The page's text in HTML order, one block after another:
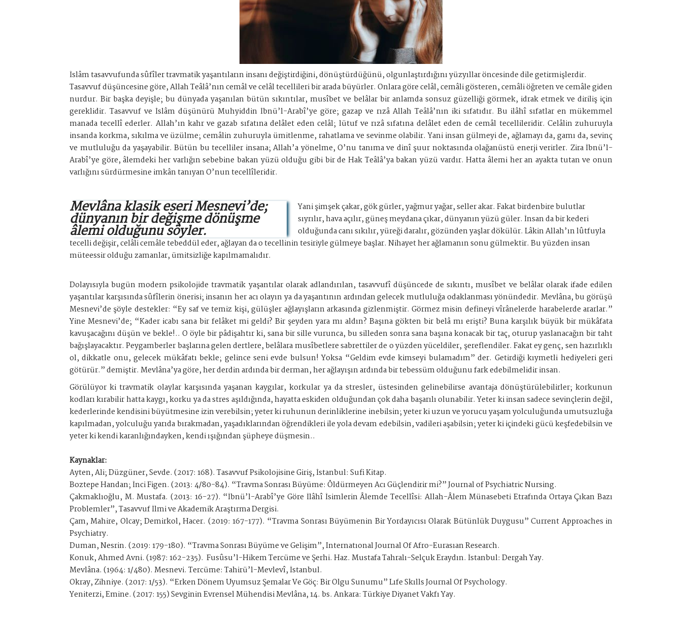
İslâm tasavvufunda sûfîler travmatik yaşantıların insanı değiştirdiğini, dönüştürdüğünü, olgunlaştırdığını yüzyıllar öncesinde dile getirmişlerdir.
Tasavvuf düşüncesine göre, Allah Teâlâ’nın cemâl ve celâl tecellileri bir arada büyürler. Onlara göre celâl, cemâli gösteren, cemâli öğreten ve cemâle giden
nurdur. Bir başka deyişle; bu dünyada yaşanılan bütün sıkıntılar, musîbet ve belâlar bir anlamda sonsuz güzelliği görmek, idrak etmek ve diriliş için
gereklidir. Tasavvuf ve İslâm düşünürü Muhyiddin İbnü’l-Arabî’ye göre; gazap ve rızâ Allah Teâlâ’nın iki sıfatıdır. Bu ilâhî sıfatlar en mükemmel
manada tecellî ederler. Allah’ın kahr ve gazab sıfatına delâlet eden celâl; lütuf ve rızâ sıfatına delâlet eden de cemâl tecellileridir. Celâlin zuhuruyla
insanda korkma, sıkılma ve üzülme; cemâlin zuhuruyla ümitlenme, rahatlama ve sevinme olabilir. Yani insan gülmeyi de, ağlamayı da, gamı da, sevinç
ve mutluluğu da yaşayabilir. Bütün bu tecelliler insana; Allah’a yönelme, O’nu tanıma ve dinî şuur noktasında olağanüstü enerji verirler. Zira İbnü’l-
Arabî’ye göre, âlemdeki her varlığın sebebine bakan yüzü olduğu gibi bir de Hak Teâlâ’ya bakan yüzü vardır. Hatta âlemi her an ayakta tutan ve onun
varlığını sürdürmesine imkân tanıyan O’nun tecellîleridir.
Mevlâna klasik eseri Mesnevi’de;
dünyanın bir değişme dönüşme
âlemi olduğunu söyler.
Yani şimşek çakar, gök gürler, yağmur yağar, seller akar. Fakat birdenbire bulutlar
sıyrılır, hava açılır, güneş meydana çıkar, dünyanın yüzü güler. İnsan da bir kederi
olduğunda canı sıkılır, yüreği daralır, gözünden yaşlar dökülür. Lâkin Allah’ın lûtfuyla
tecelli değişir, celâli cemâle tebeddül eder, ağlayan da o tecellinin tesiriyle gülmeye başlar. Nihayet her ağlamanın sonu gülmektir. Bu yüzden insan
müteessir olduğu zamanlar, ümitsizliğe kapılmamalıdır.
Dolayısıyla bugün modern psikolojide travmatik yaşantılar olarak adlandırılan, tasavvufî düşüncede de sıkıntı, musîbet ve belâlar olarak ifade edilen
yaşantılar karşısında sûfîlerin önerisi; insanın her acı olayın ya da yaşantının ardından gelecek mutluluğa odaklanması yönündedir. Mevlâna, bu görüşü
Mesnevi’de şöyle destekler: “Ey saf ve temiz kişi, gülüşler ağlayışların arkasında gizlenmiştir. Görmez misin defineyi vîrânelerde harabelerde ararlar.”
Yine Mesnevi’de; “Kader icabı sana bir felâket mi geldi? Bir şeyden yara mı aldın? Başına gökten bir belâ mı erişti? Buna karşılık büyük bir mükâfata
kavuşacağını düşün ve bekle!.. O öyle bir pâdişahtır ki, sana bir sille vurunca, bu silleden sonra sana başına konacak bir taç, oturup yaslanacağın bir taht
bağışlayacaktır. Peygamberler başlarına gelen dertlere, belâlara musîbetlere sabrettiler de o yüzden yüceldiler, şereflendiler. Fakat ey genç, sen hazırlıklı
ol, dikkatle onu, gelecek mükâfatı bekle; gelince seni evde bulsun! Yoksa “Geldim evde kimseyi bulamadım” der. Getirdiği kıymetli hediyeleri geri
götürür.” demiştir. Mevlâna’ya göre, her derdin ardında bir derman, her ağlayışın ardında bir tebessüm olduğunu fark edebilmelidir insan.
Görülüyor ki travmatik olaylar karşısında yaşanan kaygılar, korkular ya da stresler, üstesinden gelinebilirse avantaja dönüştürülebilirler; korkunun
kodları kırabilir hatta kaygı, korku ya da stres aşıldığında, hayatta eskiden olduğundan çok daha başarılı olunabilir. Yeter ki insan sadece sevinçlerin değil,
kederlerinde kendisini büyütmesine izin verebilsin; yeter ki ruhunun derinliklerine inebilsin; yeter ki uzun ve yorucu yaşam yolculuğunda umutsuzluğa
kapılmadan, yolculuğu yarıda bırakmadan, yaşadıklarından öğrendikleri ile yola devam edebilsin, vadileri aşabilsin; yeter ki içindeki gücü keşfedebilsin ve
yeter ki kendi karanlığındayken, kendi ışığından şüpheye düşmesin..
Kaynaklar:
Ayten, Ali; Düzgüner, Sevde. (2017: 168). Tasavvuf Psikolojisine Giriş, İstanbul: Sufi Kitap.
Boztepe Handan; İnci Figen. (2013: 4/80-84). “Travma Sonrası Büyüme: Öldürmeyen Acı Güçlendirir mi?” Journal of Psychiatric Nursing.
Çakmaklıoğlu, M. Mustafa. (2013: 16-27). “İbnü’l-Arabî’ye Göre İlâhî İsimlerin Âlemde Tecellîsi: Allah-Âlem Münasebeti Etrafında Ortaya Çıkan Bazı
Problemler”, Tasavvuf İlmi ve Akademik Araştırma Dergisi.
Çam, Mahire, Olcay; Demirkol, Hacer. (2019: 167-177). “Travma Sonrası Büyümenin Bir Yordayıcısı Olarak Bütünlük Duygusu” Current Approaches in
Psychiatry.
Duman, Nesrin. (2019: 179-180). “Travma Sonrası Büyüme ve Gelişim”, Internatıonal Journal Of Afro-Eurasıan Research.
Konuk, Ahmed Avni. (1987: 162-235). Fusûsu’l-Hikem Tercüme ve Şerhi. Haz. Mustafa Tahralı-Selçuk Eraydın. İstanbul: Dergah Yay.
Mevlâna. (1964: 1/480). Mesnevi. Tercüme: Tahirü’l-Mevlevî, İstanbul.
Okray, Zihniye. (2017: 1/53). “Erken Dönem Uyumsuz Şemalar Ve Göç: Bir Olgu Sunumu” Lıfe Skılls Journal Of Psychology.
Yeniterzi, Emine. (2017: 155) Sevginin Evrensel Mühendisi Mevlâna, 14. bs. Ankara: Türkiye Diyanet Vakfı Yay.